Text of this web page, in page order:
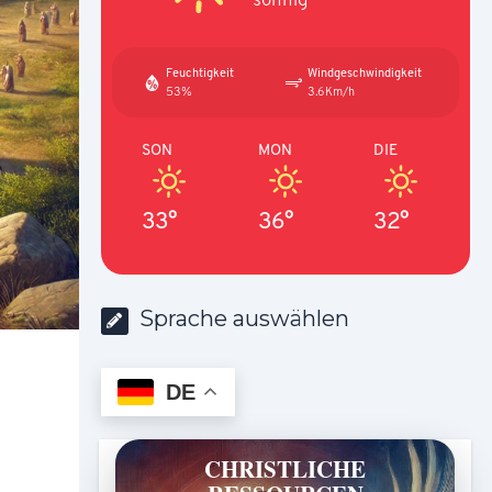
Feuchtigkeit
53%
Windgeschwindigkeit
3.6Km/h
SON
33°
MON
36°
DIE
32°
Sprache auswählen
DE
CHRISTLICHE